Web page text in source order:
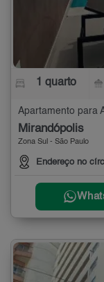
1 quarto
Apartamento para
Mirandópolis
Zona Sul - São Paulo
Endereço no